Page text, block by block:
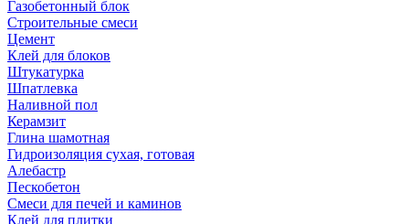
Газобетонный блок
Строительные смеси
Цемент
Клей для блоков
Штукатурка
Шпатлевка
Наливной пол
Керамзит
Глина шамотная
Гидроизоляция сухая, готовая
Алебастр
Пескобетон
Смеси для печей и каминов
Клей для плитки